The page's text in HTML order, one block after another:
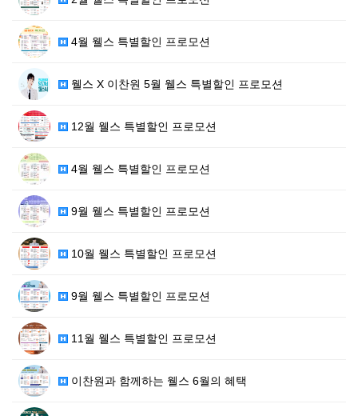
4월 웰스 특별할인 프로모션
웰스 X 이찬원 5월 웰스 특별할인 프로모션
12월 웰스 특별할인 프로모션
4월 웰스 특별할인 프로모션
9월 웰스 특별할인 프로모션
10월 웰스 특별할인 프로모션
9월 웰스 특별할인 프로모션
11월 웰스 특별할인 프로모션
이찬원과 함께하는 웰스 6월의 혜택